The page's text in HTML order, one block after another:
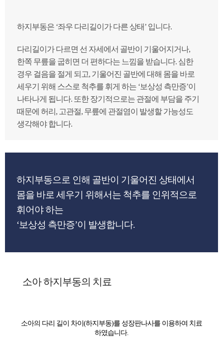
하지부동은 ‘좌우 다리길이가 다른 상태’ 입니다.
다리길이가 다르면 선 자세에서 골반이 기울어지거나,
한쪽 무릎을 굽히면 더 편하다는 느낌을 받습니다. 심한
경우 걸음을 절게 되고, 기울어진 골반에 대해 몸을 바로
세우기 위해 스스로 척추를 휘게 하는 ‘보상성 측만증’이
나타나게 됩니다. 또한 장기적으로는 관절에 부담을 주기
때문에 허리, 고관절, 무릎에 관절염이 발생할 가능성도
생각해야 합니다.
하지부동으로 인해 골반이 기울어진 상태에서
몸을 바로 세우기 위해서는 척추를 인위적으로
휘어야 하는
‘보상성 측만증’이 발생합니다.
소아 하지부동의 치료
소아의 다리 길이 차이(하지부동)를 성장판나사를 이용하여 치료
하였습니다.